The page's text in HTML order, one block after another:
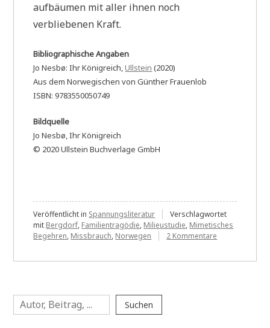
aufbäumen mit aller ihnen noch
verbliebenen Kraft.
Bibliographische Angaben
Jo Nesbø: Ihr Königreich,Ullstein (2020)
Aus dem Norwegischen von Günther Frauenlob
ISBN: 9783550050749
Bildquelle
Jo Nesbø, Ihr Königreich
© 2020 Ullstein Buchverlage GmbH
Veröffentlicht in Spannungsliteratur
Verschlagwortet
mit Bergdorf, Familientragödie, Milieustudie, Mimetisches
Begehren, Missbrauch, Norwegen 2 Kommentare
Suchen
Suchen